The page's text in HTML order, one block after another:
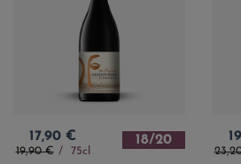
Prix
17,90 €
Prix de base
19,90 € 75cl
18/20
Prix